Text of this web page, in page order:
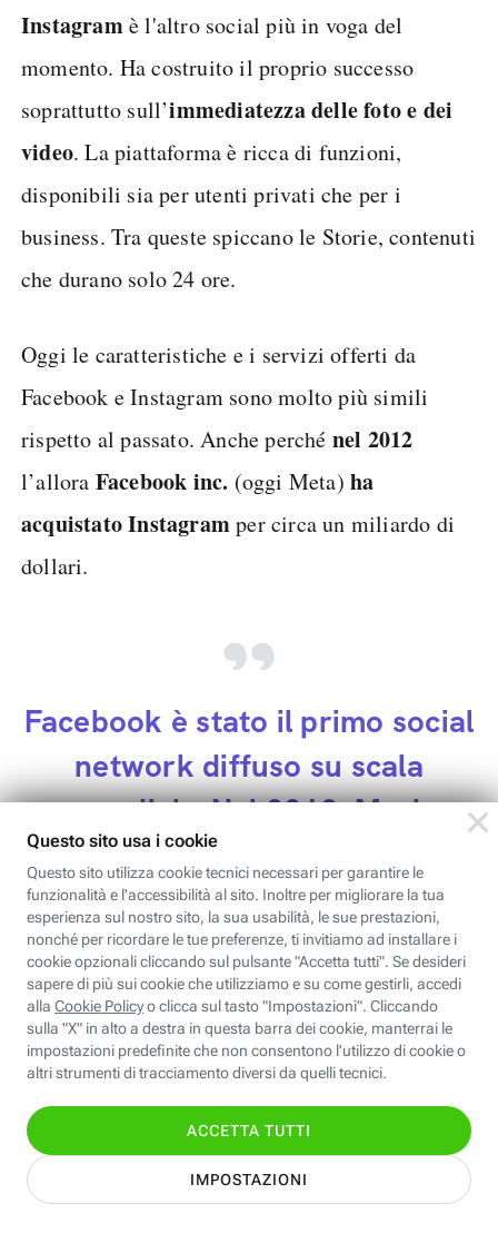
Instagramè l'altro social più in voga del
momento. Ha costruito il proprio successo
soprattutto sull’immediatezza delle foto e dei
video. La piattaforma è ricca di funzioni,
disponibili sia per utenti privati che per i
business. Tra queste spiccano le Storie, contenuti
che durano solo 24 ore.
Oggi le caratteristiche e i servizi offerti da
Facebook e Instagram sono molto più simili
rispetto al passato. Anche perché nel 2012
l’allora Facebook inc. (oggi Meta)ha
acquistato Instagramper circa un miliardo di
dollari.
Facebook è stato il primo social
network diffuso su scala
mondiale. Nel 2012, Mark
Zuckerberg e soci hanno
acquistato Instagram
TikTokè una piattaforma più recente, che si
posiziona idealmente a metà tra un social media
e un social network. Il servizio permette agli
utenti dicreare clip di durata breve o
brevissima: da un massimo di 180 a un minimo